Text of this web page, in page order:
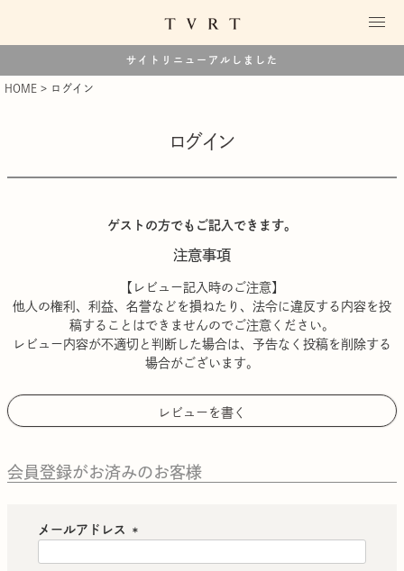
サイトリニューアルしました
HOME ログイン
ログイン
ゲストの方でもご記入できます。
注意事項
【レビュー記入時のご注意】
他人の権利、利益、名誉などを損ねたり、法令に違反する内容を投
稿することはできませんのでご注意ください。
レビュー内容が不適切と判断した場合は、予告なく投稿を削除する
場合がございます。
レビューを書く
会員登録がお済みのお客様
メールアドレス